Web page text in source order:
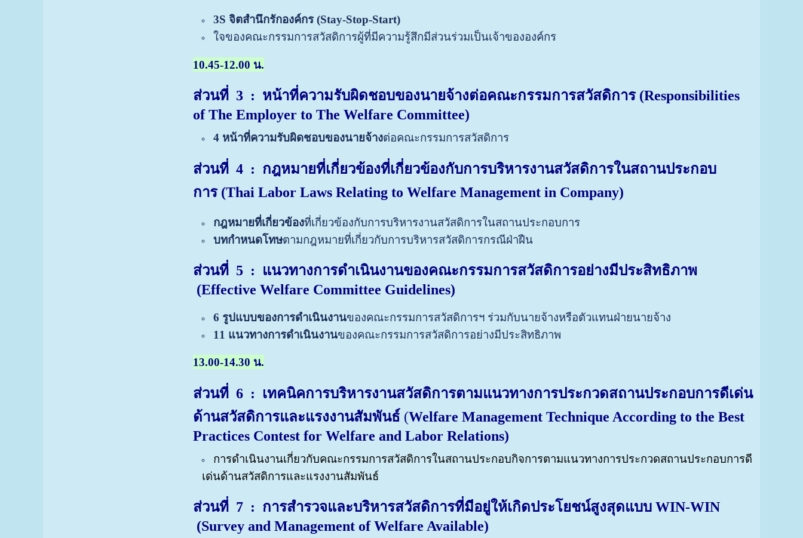
3S จิตสำนึกรักองค์กร (Stay-Stop-Start)
ใจของคณะกรรมการสวัสดิการผู้ที่มีความรู้สึกมีส่วนร่วมเป็นเจ้าขององค์กร
10.45-12.00 น.
ส่วนที่ 3 : หน้าที่ความรับผิดชอบของนายจ้างต่อคณะกรรมการสวัสดิการ (Responsibilities
of The Employer to The Welfare Committee)
4 หน้าที่ความรับผิดชอบของนายจ้างต่อคณะกรรมการสวัสดิการ
ส่วนที่ 4 : กฎหมายที่เกี่ยวข้องที่เกี่ยวข้องกับการบริหารงานสวัสดิการในสถานประกอบ
การ (Thai Labor Laws Relating to Welfare Management in Company)
กฎหมายที่เกี่ยวข้องที่เกี่ยวข้องกับการบริหารงานสวัสดิการในสถานประกอบการ
บทกำหนดโทษตามกฎหมายที่เกี่ยวกับการบริหารสวัสดิการกรณีฝ่าฝืน
ส่วนที่ 5 : แนวทางการดำเนินงานของคณะกรรมการสวัสดิการอย่างมีประสิทธิภาพ
(Effective Welfare Committee Guidelines)
6 รูปแบบของการดำเนินงานของคณะกรรมการสวัสดิการฯ ร่วมกับนายจ้างหรือตัวแทนฝ่ายนายจ้าง
11 แนวทางการดำเนินงานของคณะกรรมการสวัสดิการอย่างมีประสิทธิภาพ
13.00-14.30 น.
ส่วนที่ 6 : เทคนิคการบริหารงานสวัสดิการตามแนวทางการประกวดสถานประกอบการดีเด่น
ด้านสวัสดิการและแรงงานสัมพันธ์ (Welfare Management Technique According to the Best
Practices Contest for Welfare and Labor Relations)
การดำเนินงานเกี่ยวกับคณะกรรมการสวัสดิการในสถานประกอบกิจการตามแนวทางการประกวดสถานประกอบการดี
เด่นด้านสวัสดิการและแรงงานสัมพันธ์
ส่วนที่ 7 : การสำรวจและบริหารสวัสดิการที่มีอยู่ให้เกิดประโยชน์สูงสุดแบบ WIN-WIN
(Survey and Management of Welfare Available)